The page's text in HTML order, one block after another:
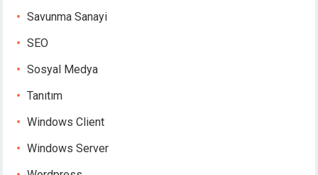
Savunma Sanayi
SEO
Sosyal Medya
Tanıtım
Windows Client
Windows Server